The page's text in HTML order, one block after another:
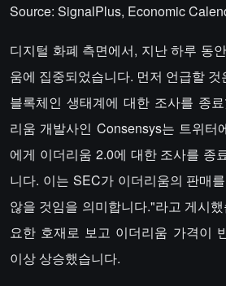
Source: SignalPlus, Economic
디지털 화폐 측면에서, 지난 하루 동
움에 집중되었습니다. 먼저 언급할
블록체인 생태계에 대한 조사를 종
리움 개발사인 Consensys는 트위터
에게 이더리움 2.0에 대한 조사를 종
니다. 이는 SEC가 이더리움의 판매
않을 것임을 의미합니다."라고 게시
요한 호재로 보고 이더리움 가격이
이상 상승했습니다.